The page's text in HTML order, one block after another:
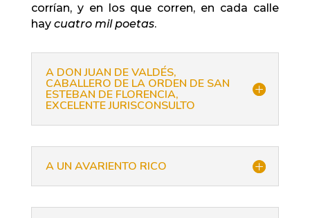
corrían, y en los que corren, en cada calle
hay cuatro mil poetas.
A DON JUAN DE VALDÉS,
CABALLERO DE LA ORDEN DE SAN
ESTEBAN DE FLORENCIA,
EXCELENTE JURISCONSULTO
A UN AVARIENTO RICO